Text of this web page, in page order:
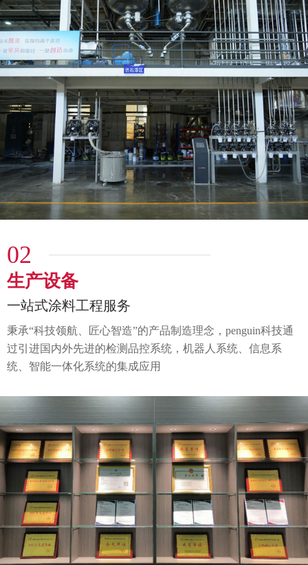
02
生产设备
一站式涂料工程服务
秉承“科技领航、匠心智造”的产品制造理念，penguin科技通
过引进国内外先进的检测品控系统，机器人系统、 信息系
统、智能一体化系统的集成应用